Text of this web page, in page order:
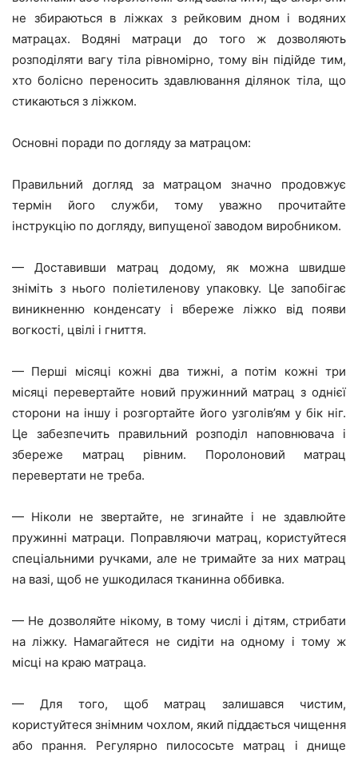
не збираються в ліжках з рейковим дном і водяних
матрацах. Водяні матраци до того ж дозволяють
розподіляти вагу тіла рівномірно, тому він підійде тим,
хто болісно переносить здавлювання ділянок тіла, що
стикаються з ліжком.
Основні поради по догляду за матрацом:
Правильний догляд за матрацом значно продовжує
термін його служби, тому уважно прочитайте
інструкцію по догляду, випущеної заводом виробником.
— Доставивши матрац додому, як можна швидше
зніміть з нього поліетиленову упаковку. Це запобігає
виникненню конденсату і вбереже ліжко від появи
вогкості, цвілі і гниття.
— Перші місяці кожні два тижні, а потім кожні три
місяці перевертайте новий пружинний матрац з однієї
сторони на іншу і розгортайте його узголів’ям у бік ніг.
Це забезпечить правильний розподіл наповнювача і
збереже матрац рівним. Поролоновий матрац
перевертати не треба.
— Ніколи не звертайте, не згинайте і не здавлюйте
пружинні матраци. Поправляючи матрац, користуйтеся
спеціальними ручками, але не тримайте за них матрац
на вазі, щоб не ушкодилася тканинна оббивка.
— Не дозволяйте нікому, в тому числі і дітям, стрибати
на ліжку. Намагайтеся не сидіти на одному і тому ж
місці на краю матраца.
— Для того, щоб матрац залишався чистим,
користуйтеся знімним чохлом, який піддається чищення
або прання. Регулярно пилососьте матрац і днище